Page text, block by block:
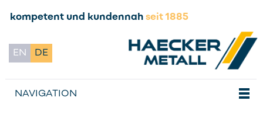
kompetent und kundennahseit 1885
EN DE
NAVIGATION